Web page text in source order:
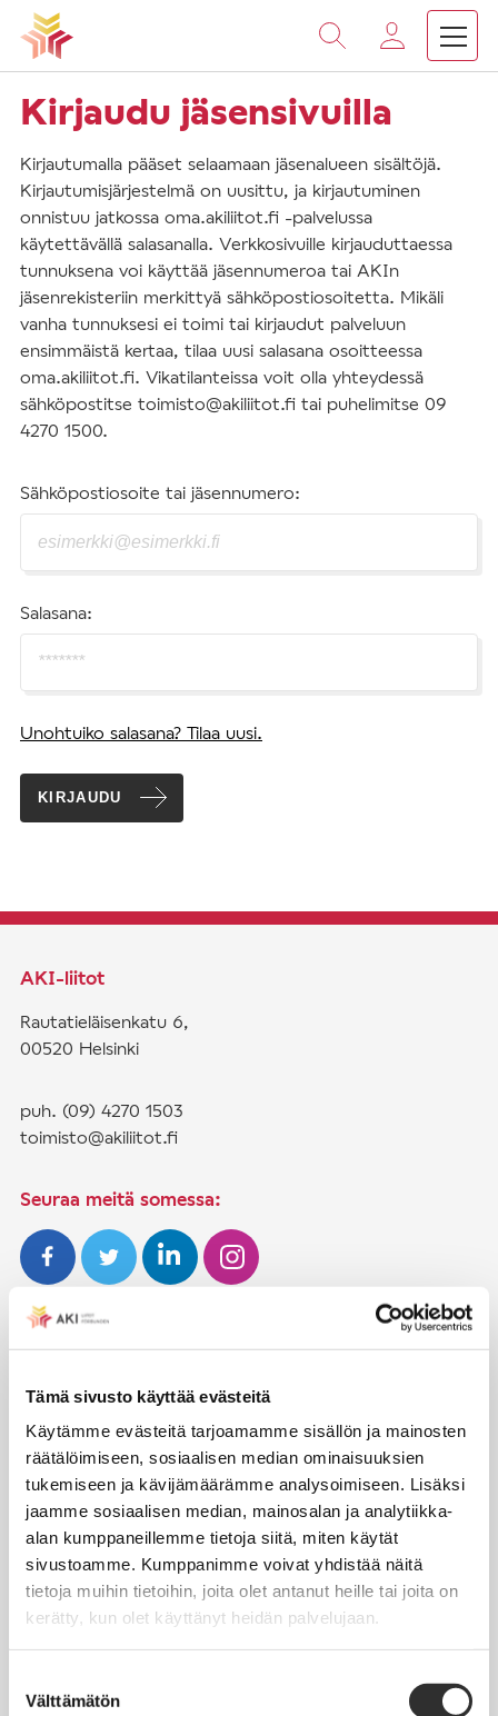
Tämä sivusto käyttää evästeitä
Käytämme evästeitä tarjoamamme sisällön ja mainosten
räätälöimiseen, sosiaalisen median ominaisuuksien
tukemiseen ja kävijämäärämme analysoimiseen. Lisäksi
jaamme sosiaalisen median, mainosalan ja analytiikka-
alan kumppaneillemme tietoja siitä, miten käytät
sivustoamme. Kumppanimme voivat yhdistää näitä
tietoja muihin tietoihin, joita olet antanut heille tai joita on
kerätty, kun olet käyttänyt heidän palvelujaan.
valinta
Välttämätön
Vieritä
sisältöön
Kirjaudu jäsensivuilla
Kirjautumalla pääset selaamaan jäsenalueen sisältöjä.
Kirjautumisjärjestelmä on uusittu, ja kirjautuminen
onnistuu jatkossa oma.akiliitot.fi -palvelussa
käytettävällä salasanalla. Verkkosivuille kirjauduttaessa
tunnuksena voi käyttää jäsennumeroa tai AKIn
jäsenrekisteriin merkittyä sähköpostiosoitetta. Mikäli
vanha tunnuksesi ei toimi tai kirjaudut palveluun
ensimmäistä kertaa, tilaa uusi salasana osoitteessa
oma.akiliitot.fi. Vikatilanteissa voit olla yhteydessä
sähköpostitse toimisto@akiliitot.fi tai puhelimitse 09
4270 1500.
Sähköpostiosoite tai jäsennumero:
Salasana:
Unohtuiko salasana? Tilaa uusi.
KIRJAUDU
AKI-liitot
Rautatieläisenkatu 6,
00520 Helsinki
puh. (09) 4270 1503
toimisto@akiliitot.fi
Seuraa meitä somessa:
Henkilöjäsenyys
Liittojäsenyys
Jäsenmaksujen työnantajaperintä
Jäsentietojen päivittäminen
Matkalaskut
AJANKOHTAISTA